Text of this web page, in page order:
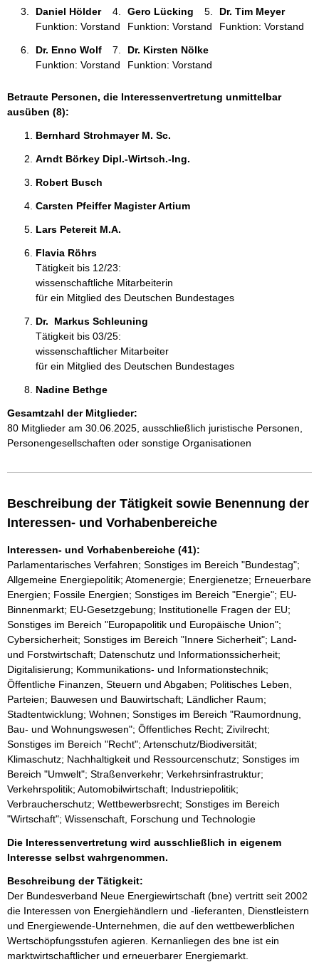
Daniel Hölder
Funktion: Vorstand
Gero Lücking
Funktion: Vorstand
Dr. Tim Meyer
Funktion: Vorstand
Dr. Enno Wolf
Funktion: Vorstand
Dr. Kirsten Nölke
Funktion: Vorstand
Betraute Personen, die Interessenvertretung unmittelbar
ausüben (8):
Bernhard Strohmayer M. Sc.
Arndt Börkey Dipl.-Wirtsch.-Ing.
Robert Busch
Carsten Pfeiffer Magister Artium
Lars Petereit M.A.
Flavia Röhrs
Tätigkeit bis 12/23:
wissenschaftliche Mitarbeiterin
für ein Mitglied des Deutschen Bundestages
Dr.  Markus Schleuning
Tätigkeit bis 03/25:
wissenschaftlicher Mitarbeiter
für ein Mitglied des Deutschen Bundestages
Nadine Bethge
Gesamtzahl der Mitglieder:
80 Mitglieder am 30.06.2025, ausschließlich juristische Personen,
Personengesellschaften oder sonstige Organisationen
Beschreibung der Tätigkeit sowie Benennung der
Interessen- und Vorhabenbereiche
Interessen- und Vorhabenbereiche (41):
Parlamentarisches Verfahren; Sonstiges im Bereich "Bundestag";
Allgemeine Energiepolitik; Atomenergie; Energienetze; Erneuerbare
Energien; Fossile Energien; Sonstiges im Bereich "Energie"; EU-
Binnenmarkt; EU-Gesetzgebung; Institutionelle Fragen der EU;
Sonstiges im Bereich "Europapolitik und Europäische Union";
Cybersicherheit; Sonstiges im Bereich "Innere Sicherheit"; Land-
und Forstwirtschaft; Datenschutz und Informationssicherheit;
Digitalisierung; Kommunikations- und Informationstechnik;
Öffentliche Finanzen, Steuern und Abgaben; Politisches Leben,
Parteien; Bauwesen und Bauwirtschaft; Ländlicher Raum;
Stadtentwicklung; Wohnen; Sonstiges im Bereich "Raumordnung,
Bau- und Wohnungswesen"; Öffentliches Recht; Zivilrecht;
Sonstiges im Bereich "Recht"; Artenschutz/Biodiversität;
Klimaschutz; Nachhaltigkeit und Ressourcenschutz; Sonstiges im
Bereich "Umwelt"; Straßenverkehr; Verkehrsinfrastruktur;
Verkehrspolitik; Automobilwirtschaft; Industriepolitik;
Verbraucherschutz; Wettbewerbsrecht; Sonstiges im Bereich
"Wirtschaft"; Wissenschaft, Forschung und Technologie
Die Interessenvertretung wird ausschließlich in eigenem
Interesse selbst wahrgenommen.
Beschreibung der Tätigkeit:
Der Bundesverband Neue Energiewirtschaft (bne) vertritt seit 2002
die Interessen von Energiehändlern und -lieferanten, Dienstleistern
und Energiewende-Unternehmen, die auf den wettbewerblichen
Wertschöpfungsstufen agieren. Kernanliegen des bne ist ein
marktwirtschaftlicher und erneuerbarer Energiemarkt.